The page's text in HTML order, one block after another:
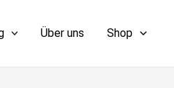
Über uns Shop